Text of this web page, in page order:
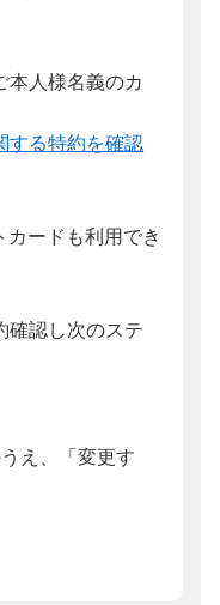
人様名義のカ
する特約を確認
ードも利用でき
え、「変更す